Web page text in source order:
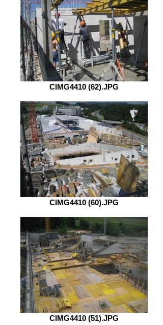
CIMG4410 (62).JPG
CIMG4410 (60).JPG
CIMG4410 (51).JPG